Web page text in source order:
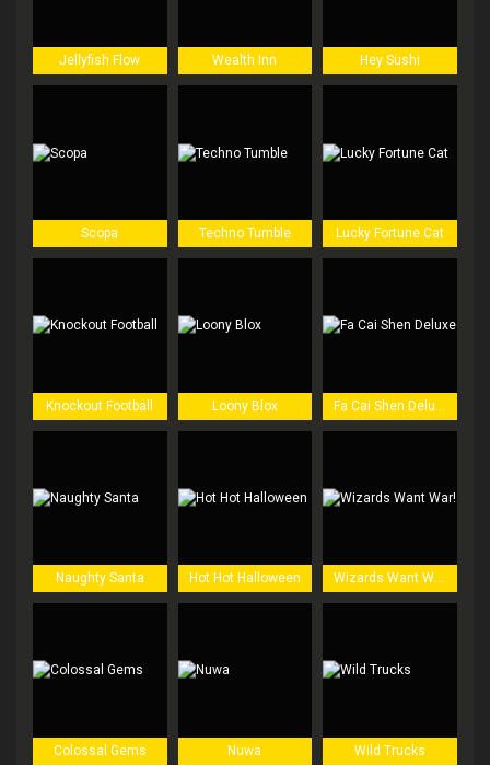
Jellyfish Flow Wealth Inn Hey Sushi
Scopa Techno Tumble Lucky Fortune Cat
Knockout Football Loony Blox
Naughty Santa Hot Hot Halloween Wizards Want War!
Colossal Gems Nuwa Wild Trucks